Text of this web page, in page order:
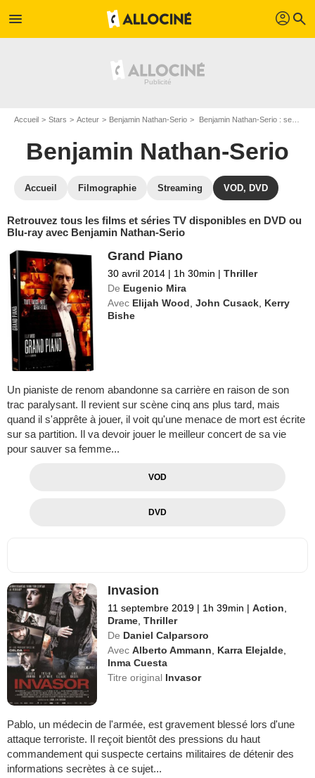
menu profil search
Accueil Stars Acteur Benjamin Nathan-Serio Benjamin Nathan-Serio : ses Blu-Ray, DVD, VOD, SVOD
Benjamin Nathan-Serio
Accueil Filmographie Streaming VOD, DVD
Retrouvez tous les films et séries TV disponibles en DVD ou
Blu-ray avec Benjamin Nathan-Serio
Grand Piano
30 avril 2014 | 1h 30min | Thriller
De Eugenio Mira
Avec Elijah Wood ,John Cusack Kerry
Bishe
Un pianiste de renom abandonne sa carrière en raison de son
trac paralysant. Il revient sur scène cinq ans plus tard, mais
quand il s'apprête à jouer, il voit qu'une menace de mort est écrite
sur sa partition. Il va devoir jouer le meilleur concert de sa vie
pour sauver sa femme...
VOD
DVD
Invasion
11 septembre 2019 | 1h 39min | Action
Drame ,Thriller
De Daniel Calparsoro
Avec Alberto Ammann Karra Elejalde
Inma Cuesta
Titre original Invasor
Pablo, un médecin de l'armée, est gravement blessé lors d'une
attaque terroriste. Il reçoit bientôt des pressions du haut
commandement qui suspecte certains militaires de détenir des
informations secrètes à ce sujet...